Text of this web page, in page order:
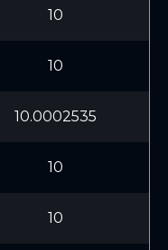
10
10
10.0002535
10
10